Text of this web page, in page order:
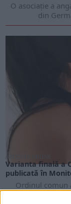
O asociaţie a
din
Varianta finală a
publicată în
Ordinul comun